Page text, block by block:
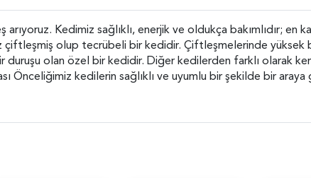
arıyoruz. Kedimiz sağlıklı, enerjik ve oldukça bakımlıdır;
olup tecrübeli bir kedidir. Çiftleşmelerinde yüksek
duruşu olan özel bir kedidir. Diğer kedilerden farklı olarak
Önceliğimiz kedilerin sağlıklı ve uyumlu bir şekilde bir